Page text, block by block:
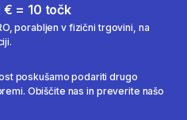
€ = 10 točk
porabljen v fizični trgovini, na
poskušamo podariti drugo
Obiščite nas in preverite našo